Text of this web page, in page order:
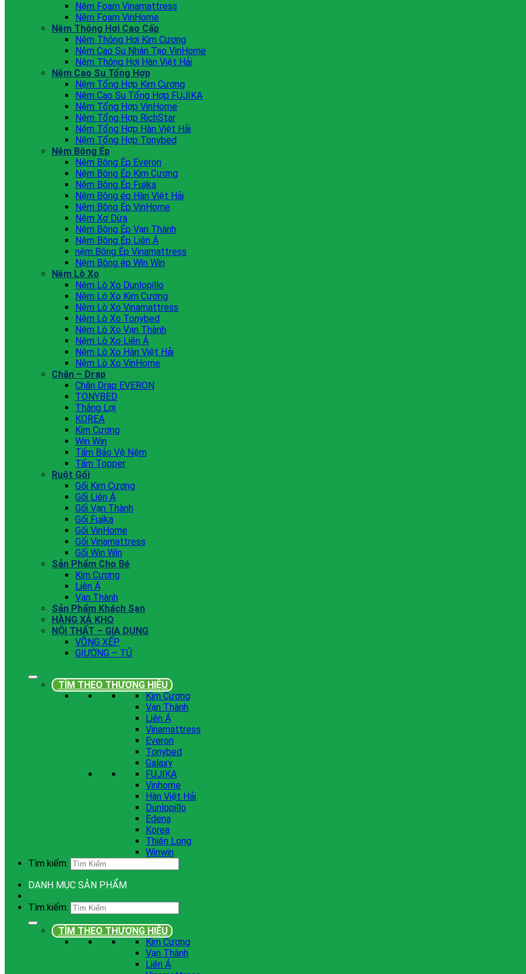
Nệm Foam Vinamattress
Nệm Foam VinHome
Nệm Thông Hơi Cao Cấp
Nệm Thông Hơi Kim Cương
Nệm Cao Su Nhân Tạo VinHome
Nệm Thông Hơi Hàn Việt Hải
Nệm Cao Su Tổng Hợp
Nệm Tổng Hợp Kim Cương
Nệm Cao Su Tổng Hợp FUJIKA
Nệm Tổng Hợp VinHome
Nệm Tổng Hợp RichStar
Nệm Tổng Hợp Hàn Việt Hải
Nệm Tổng Hợp Tonybed
Nệm Bông Ép
Nệm Bông Ép Everon
Nệm Bông Ép Kim Cương
Nệm Bông Ép Fujika
Nệm Bông ép Hàn Việt Hải
Nệm Bông Ép VinHome
Nệm Xơ Dừa
Nệm Bông Ép Vạn Thành
Nệm Bông Ép Liên Á
nệm Bông Ép Vinamattress
Nệm Bông ép Win Win
Nệm Lò Xo
Nệm Lò Xo Dunlopillo
Nệm Lò Xo Kim Cương
Nệm Lò Xo Vinamattress
Nệm Lò Xo Tonybed
Nệm Lò Xo Vạn Thành
Nệm Lò Xo Liên Á
Nệm Lò Xo Hàn Việt Hải
Nệm Lò Xo VinHome
Chăn – Drap
Chăn Drap EVERON
TONYBED
Thắng Lợi
KOREA
Kim Cương
Win Win
Tấm Bảo Vệ Nệm
Tấm Topper
Ruột Gối
Gối Kim Cương
Gối Liên Á
Gối Vạn Thành
Gối Fujika
Gối VinHome
Gối Vinamattress
Gối Win Win
Sản Phẩm Cho Bé
Kim Cương
Liên Á
Vạn Thành
Sản Phẩm Khách Sạn
HÀNG XẢ KHO
NỘI THẤT – GIA DỤNG
VÕNG XẾP
GIƯỜNG – TỦ
TÌM THEO THƯƠNG HIỆU
Kim Cương
Vạn Thành
Liên Á
Vinamattress
Everon
Tonybed
Galaxy
FUJIKA
Vinhome
Hàn Việt Hải
Dunlopillo
Edena
Korea
Thiên Long
Winwin
Tìm kiếm:
DANH MỤC SẢN PHẨM
Tìm kiếm:
TÌM THEO THƯƠNG HIỆU
Kim Cương
Vạn Thành
Liên Á